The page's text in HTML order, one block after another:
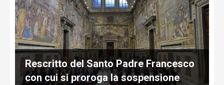
Rescritto del Santo Padre Francesco
con cui si proroga la sospensione